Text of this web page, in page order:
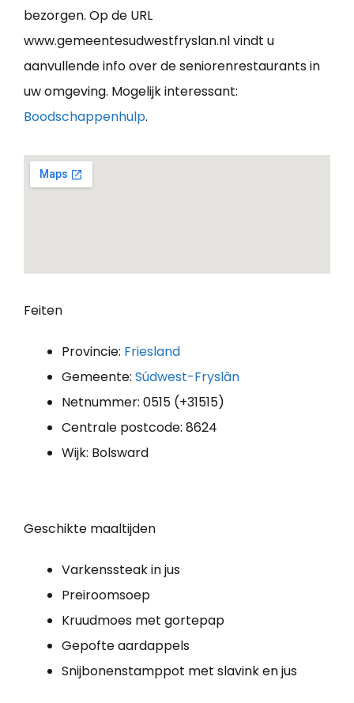
bezorgen. Op de URL
www.gemeentesudwestfryslan.nl vindt u
aanvullende info over de seniorenrestaurants in
uw omgeving. Mogelijk interessant:
Boodschappenhulp.
Feiten
Provincie: Friesland
Gemeente: Súdwest-Fryslân
Netnummer: 0515 (+31515)
Centrale postcode: 8624
Wijk: Bolsward
Geschikte maaltijden
Varkenssteak in jus
Preiroomsoep
Kruudmoes met gortepap
Gepofte aardappels
Snijbonenstamppot met slavink en jus